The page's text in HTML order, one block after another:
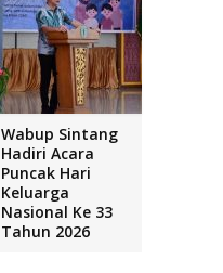
Wabup Sintang
Hadiri Acara
Puncak Hari
Keluarga
Nasional Ke 33
Tahun 2026